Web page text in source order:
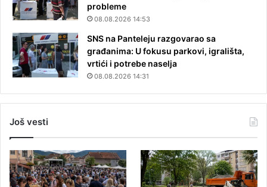
probleme
08.08.2026 14:53
SNS na Panteleju razgovarao sa
građanima: U fokusu parkovi, igrališta,
vrtići i potrebe naselja
08.08.2026 14:31
Još vesti